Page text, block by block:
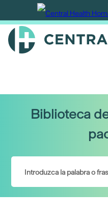
Ir
al
contenido
Biblioteca